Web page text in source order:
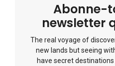
Abonne-
newsletter
The real voyage of
new lands but seeing
have secret